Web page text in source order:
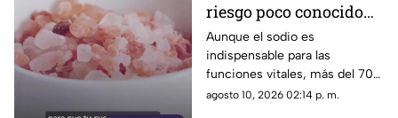
riesgo poco conocido
del consumo elevado
de sodio en la presión y
el corazón
Aunque el sodio es
indispensable para las
funciones vitales, más del 70%
del consumo diario proviene
agosto 10, 2026 02:14 p. m.